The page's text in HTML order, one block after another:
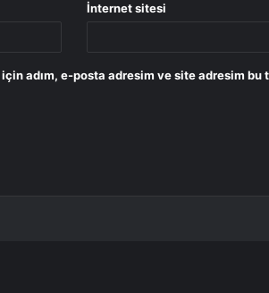
İnternet sitesi
adım, e-posta adresim ve site adresim bu